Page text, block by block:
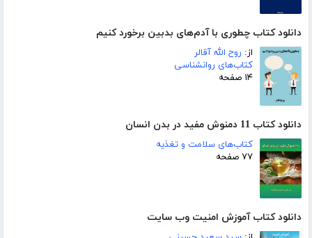
دانلود کتاب چطوری با آدم‌های بدبین برخورد کنیم
از: روح الله آقالر
کتاب‌های روانشناسی
۱۴ صفحه
دانلود کتاب 11 دمنوش مفید در بدن انسان
کتاب‌های سلامت و تغذیه
۷۷ صفحه
دانلود کتاب آموزش امنیت وب سایت